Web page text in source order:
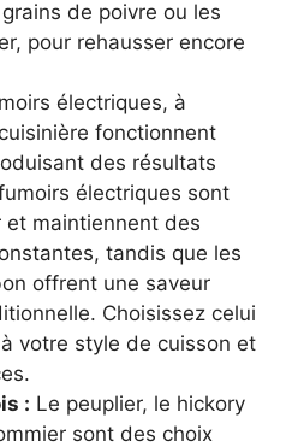
grains de poivre ou les
pour rehausser encore
électriques, à
fonctionnent
des résultats
électriques sont
maintiennent des
tandis que les
offrent une saveur
Choisissez celui
votre style de cuisson et
: Le peuplier, le hickory
sont des choix